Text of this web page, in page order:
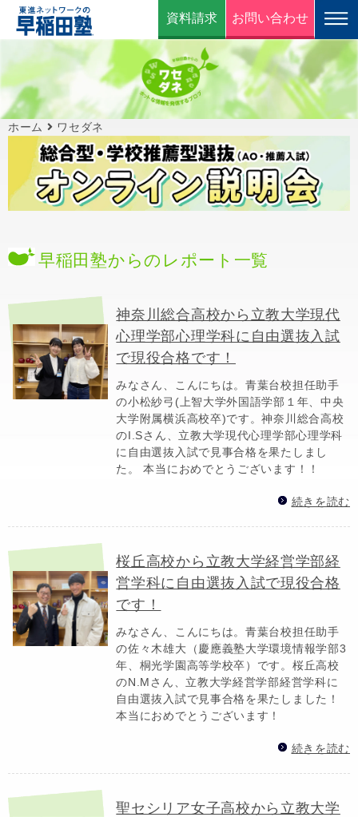
資料請求 お問い合わせ
ホーム ワセダネ
早稲田塾からのレポート一覧
神奈川総合高校から立教大学現代
心理学部心理学科に自由選抜入試
で現役合格です！
みなさん、こんにちは。青葉台校担任助手
の小松紗弓(上智大学外国語学部１年、中央
大学附属横浜高校卒)です。神奈川総合高校
のI.Sさん、立教大学現代心理学部心理学科
に自由選抜入試で見事合格を果たしまし
た。 本当におめでとうございます！！
続きを読む
桜丘高校から立教大学経営学部経
営学科に自由選抜入試で現役合格
です！
みなさん、こんにちは。青葉台校担任助手
の佐々木雄大（慶應義塾大学環境情報学部3
年、桐光学園高等学校卒）です。 桜丘高校
のN.Mさん、立教大学経営学部経営学科に
自由選抜入試で見事合格を果たしました！
本当におめでとうございます！
続きを読む
聖セシリア女子高校から立教大学